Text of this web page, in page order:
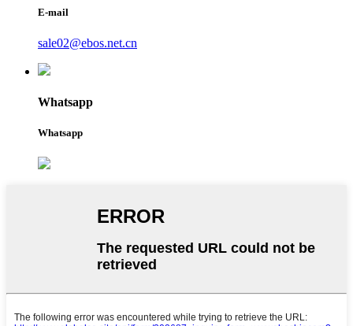
E-mail
sale02@ebos.net.cn
Whatsapp
Whatsapp